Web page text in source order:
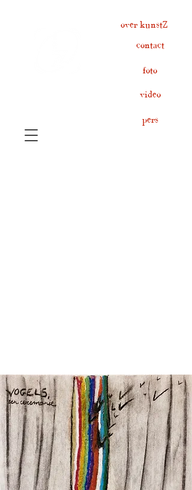
contact
over kunstZ
pers
foto
video